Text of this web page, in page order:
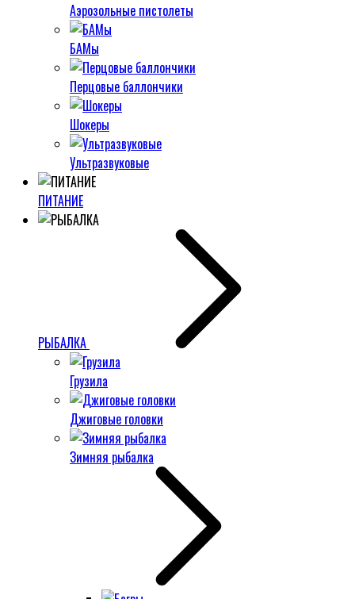
Аэрозольные пистолеты
БАМы
Перцовые баллончики
Шокеры
Ультразвуковые
ПИТАНИЕ
РЫБАЛКА
Грузила
Джиговые головки
Зимняя рыбалка